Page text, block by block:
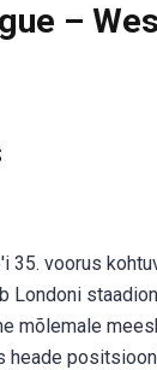
–
35. voorus
Londoni
mõlemale
heade